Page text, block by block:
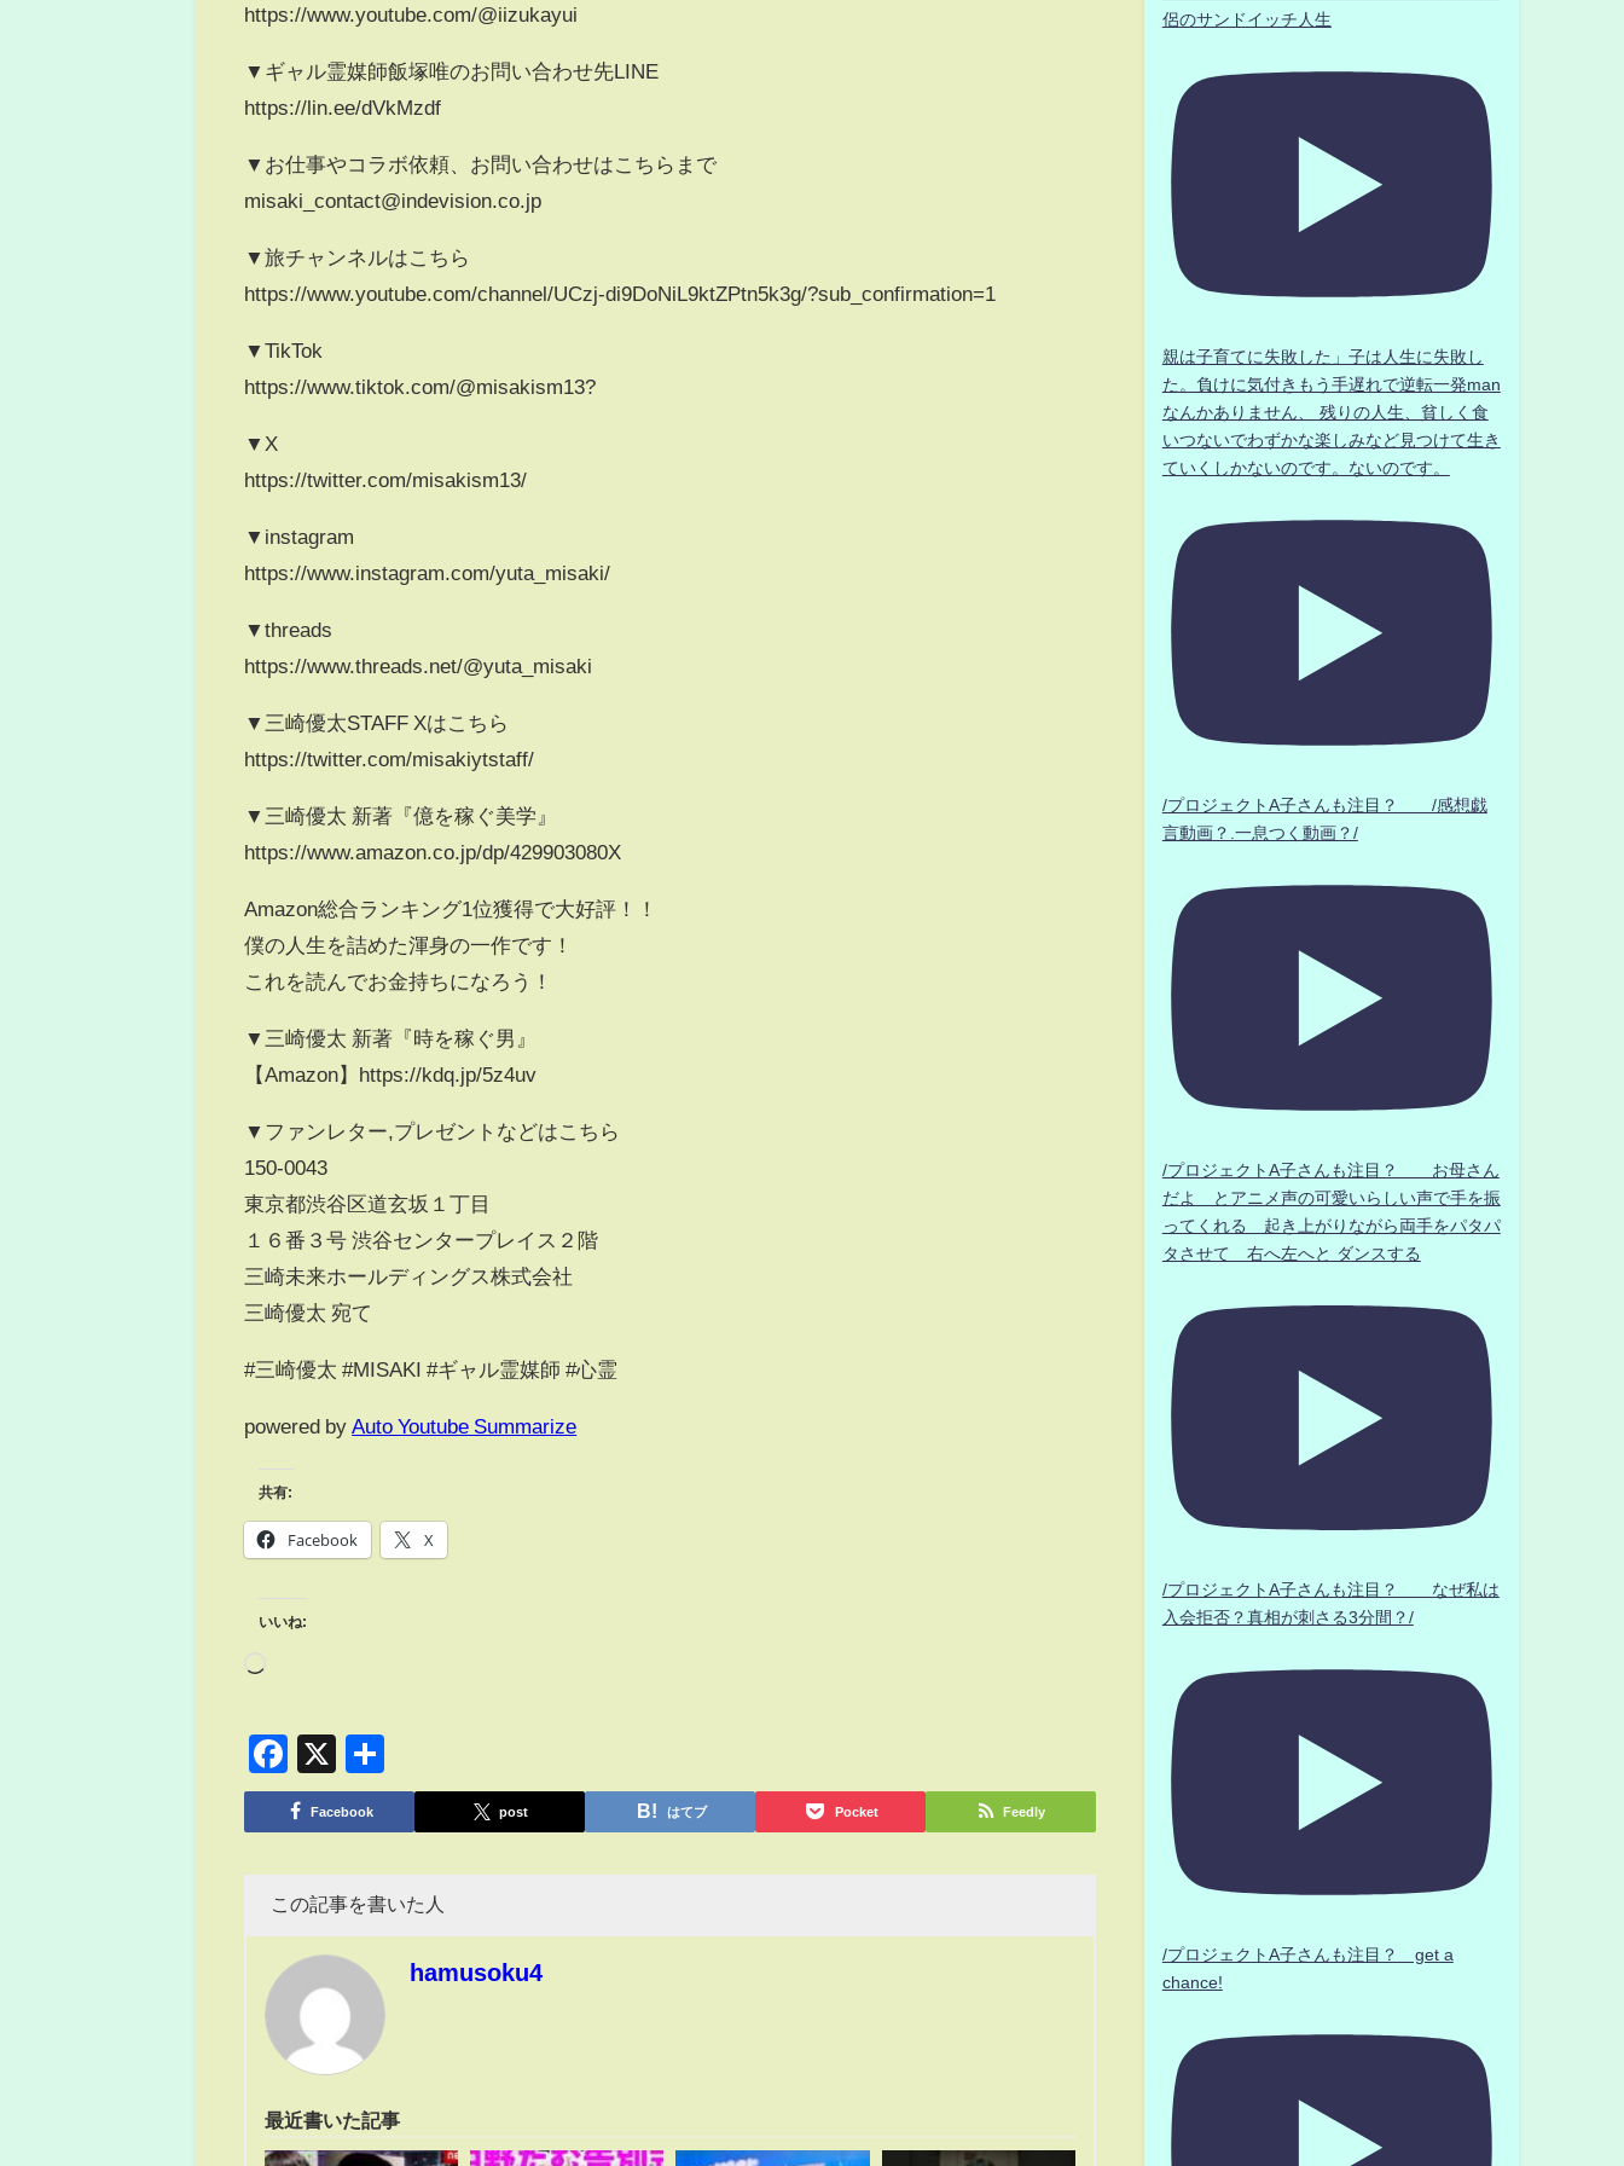
https://www.youtube.com/@iizukayui
▼ギャル霊媒師飯塚唯のお問い合わせ先LINE
https://lin.ee/dVkMzdf
▼お仕事やコラボ依頼、お問い合わせはこちらまで
misaki_contact@indevision.co.jp
▼旅チャンネルはこちら
https://www.youtube.com/channel/UCzj-di9DoNiL9ktZPtn5k3g/?sub_confirmation=1
▼TikTok
https://www.tiktok.com/@misakism13?
▼X
https://twitter.com/misakism13/
▼instagram
https://www.instagram.com/yuta_misaki/
▼threads
https://www.threads.net/@yuta_misaki
▼三崎優太STAFF Xはこちら
https://twitter.com/misakiytstaff/
▼三崎優太 新著『億を稼ぐ美学』
https://www.amazon.co.jp/dp/429903080X
Amazon総合ランキング1位獲得で大好評！！
僕の人生を詰めた渾身の一作です！
これを読んでお金持ちになろう！
▼三崎優太 新著『時を稼ぐ男』
【Amazon】https://kdq.jp/5z4uv
▼ファンレター,プレゼントなどはこちら
150-0043
東京都渋谷区道玄坂１丁目
１６番３号 渋谷センタープレイス２階
三崎未来ホールディングス株式会社
三崎優太 宛て
#三崎優太 #MISAKI #ギャル霊媒師 #心霊
powered by Auto Youtube Summarize
共有:
Facebook X
いいね:
Facebook
X
有
Facebook post はてブ Pocket Feedly
この記事を書いた人
hamusoku4
最近書いた記事
侶のサンドイッチ人生
親は子育てに失敗した」子は人生に失敗し
た。負けに気付きもう手遅れで逆転一発man
なんかありません、 残りの人生、貧しく食
いつないでわずかな楽しみなど見つけて生き
ていくしかないのです。ないのです。
/プロジェクトA子さんも注目？ /感想戯
言動画？.一息つく動画？/
/プロジェクトA子さんも注目？ お母さん
だよ とアニメ声の可愛いらしい声で手を振
ってくれる 起き上がりながら両手をパタパ
タさせて 右へ左へと ダンスする
/プロジェクトA子さんも注目？ なぜ私は
入会拒否？真相が刺さる3分間？/
/プロジェクトA子さんも注目？ get a
chance!